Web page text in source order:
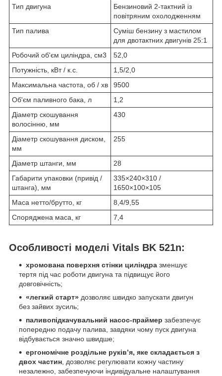
Тип двигуна
Бензиновий 2-тактний із
повітряним охолодженням
Тип палива
Суміш бензину з мастилом
для двотактних двигунів 25:1
Робочий об'єм циліндра, см3
52,0
Потужність, кВт / к.с.
1,5/2,0
Максимальна частота, об / хв
9500
Об'єм паливного бака, л
1,2
Діаметр скошування
волосінню, мм
430
Діаметр скошування диском,
мм
255
Діаметр штанги, мм
28
Габарити упаковки (привід /
штанга), мм
335×240×310 /
1650×100×105
Маса нетто/брутто, кг
8,4/9,55
Споряджена маса, кг
7,4
Особливості моделі Vitals BK 521n:
хромована поверхня стінки циліндра зменшує
тертя під час роботи двигуна та підвищує його
довговічність;
«легкий старт» дозволяє швидко запускати двигун
без зайвих зусиль;
паливопідкачувальний насос-праймер забезпечує
попередню подачу палива, завдяки чому пуск двигуна
відбувається значно швидше;
ергономічне роздільне руків’я, яке складається з
двох частин, дозволяє регулювати кожну частину
незалежно, забезпечуючи індивідуальне налаштування